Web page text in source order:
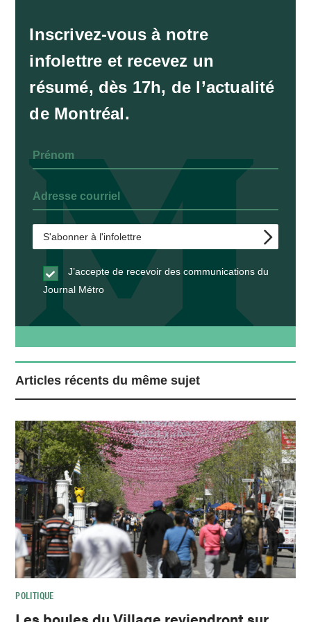
Inscrivez-vous à notre
infolettre et recevez un
résumé, dès 17h, de l’actualité
de Montréal.
J’accepte de recevoir des communications du
Journal Métro
Articles récents du même sujet
POLITIQUE